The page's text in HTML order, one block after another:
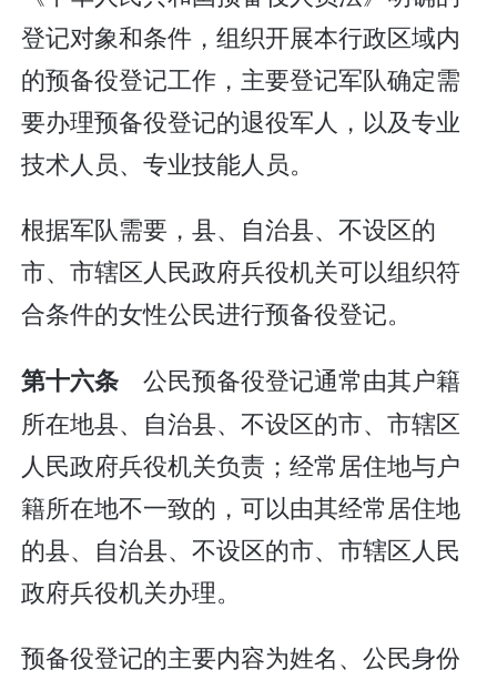
登记对象和条件，组织开展本行政区域内
的预备役登记工作，主要登记军队确定需
要办理预备役登记的退役军人，以及专业
技术人员、专业技能人员。
根据军队需要，县、自治县、不设区的
市、市辖区人民政府兵役机关可以组织符
合条件的女性公民进行预备役登记。
第十六条公民预备役登记通常由其户籍
所在地县、自治县、不设区的市、市辖区
人民政府兵役机关负责；经常居住地与户
籍所在地不一致的，可以由其经常居住地
的县、自治县、不设区的市、市辖区人民
政府兵役机关办理。
预备役登记的主要内容为姓名、公民身份